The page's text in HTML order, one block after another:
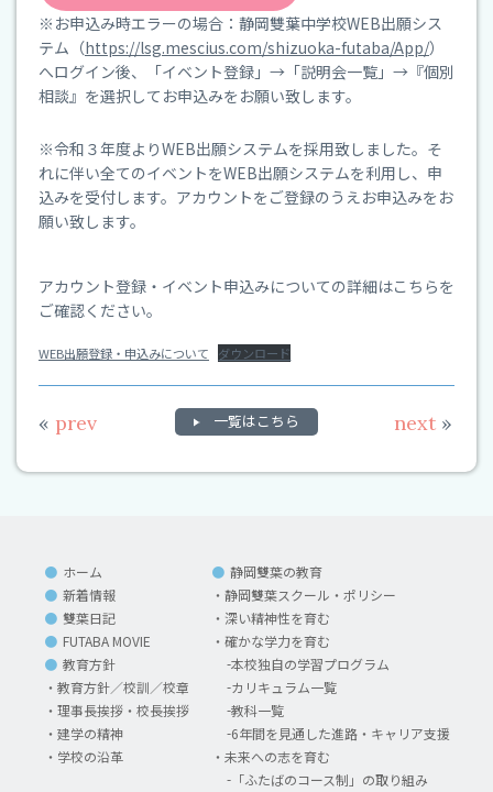
※お申込み時エラーの場合：静岡雙葉中学校WEB出願シス
テム（https://lsg.mescius.com/shizuoka-futaba/App/）
へログイン後、「イベント登録」→「説明会一覧」→『個別
相談』を選択してお申込みをお願い致します。
※令和３年度よりWEB出願システムを採用致しました。そ
れに伴い全てのイベントをWEB出願システムを利用し、申
込みを受付します。アカウントをご登録のうえお申込みをお
願い致します。
アカウント登録・イベント申込みについての詳細はこちらを
ご確認ください。
WEB出願登録・申込みについて ダウンロード
« prev 一覧はこちら next »
ホーム
新着情報
雙葉日記
FUTABA MOVIE
教育方針
教育方針／校訓／校章
理事長挨拶・校長挨拶
建学の精神
学校の沿革
静岡雙葉の教育
静岡雙葉スクール・ポリシー
深い精神性を育む
確かな学力を育む
本校独自の学習プログラム
カリキュラム一覧
教科一覧
6年間を見通した進路・キャリア支援
未来への志を育む
「ふたばのコース制」の取り組み